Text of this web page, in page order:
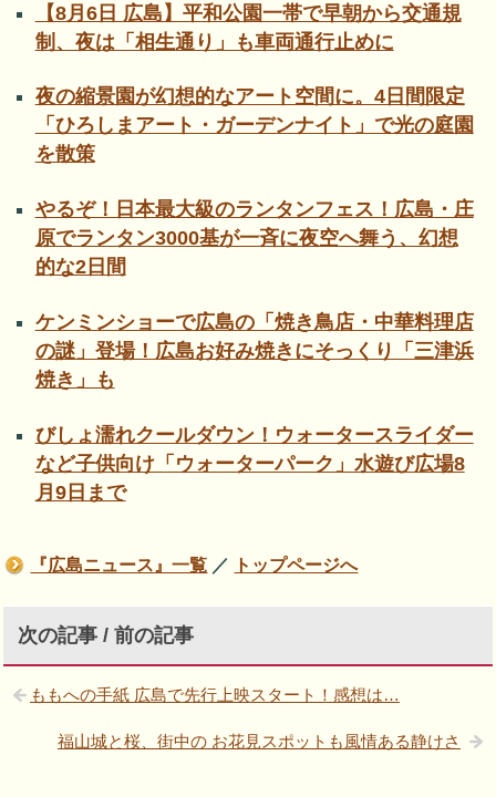
【8月6日 広島】平和公園一帯で早朝から交通規
制、夜は「相生通り」も車両通行止めに
夜の縮景園が幻想的なアート空間に。4日間限定
「ひろしまアート・ガーデンナイト」で光の庭園
を散策
やるぞ！日本最大級のランタンフェス！広島・庄
原でランタン3000基が一斉に夜空へ舞う、幻想
的な2日間
ケンミンショーで広島の「焼き鳥店・中華料理店
の謎」登場！広島お好み焼きにそっくり「三津浜
焼き」も
びしょ濡れクールダウン！ウォータースライダー
など子供向け「ウォーターパーク」水遊び広場8
月9日まで
『広島ニュース』一覧 ／ トップページへ
次の記事 / 前の記事
ももへの手紙 広島で先行上映スタート！感想は…
福山城と桜、街中の お花見スポットも風情ある静けさ